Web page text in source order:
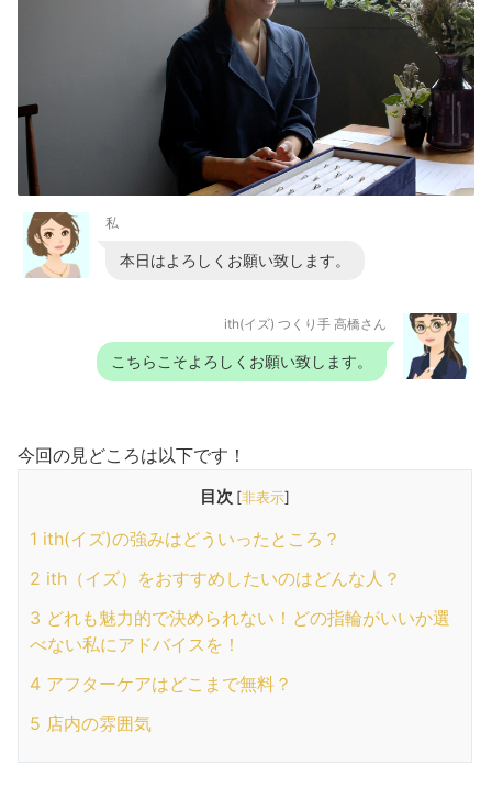
私
本日はよろしくお願い致します。
ith(イズ) つくり手 高橋さん
こちらこそよろしくお願い致します。
今回の見どころは以下です！
目次 [非表示]
1 ith(イズ)の強みはどういったところ？
2 ith（イズ）をおすすめしたいのはどんな人？
3 どれも魅力的で決められない！どの指輪がいいか選
べない私にアドバイスを！
4 アフターケアはどこまで無料？
5 店内の雰囲気